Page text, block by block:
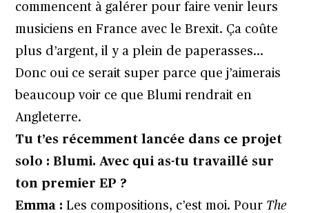
commencent à galérer pour faire venir leurs
musiciens en France avec le Brexit. Ça coûte
plus d’argent, il y a plein de paperasses…
Donc oui ce serait super parce que j’aimerais
beaucoup voir ce que Blumi rendrait en
Angleterre.
Tu t’es récemment lancée dans ce projet
solo : Blumi. Avec qui as-tu travaillé sur
ton premier EP ?
Emma : Les compositions, c’est moi. Pour The